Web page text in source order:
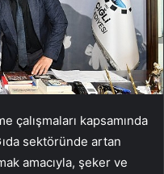
çalışmaları kapsamında
sektöründe artan
amacıyla, şeker ve